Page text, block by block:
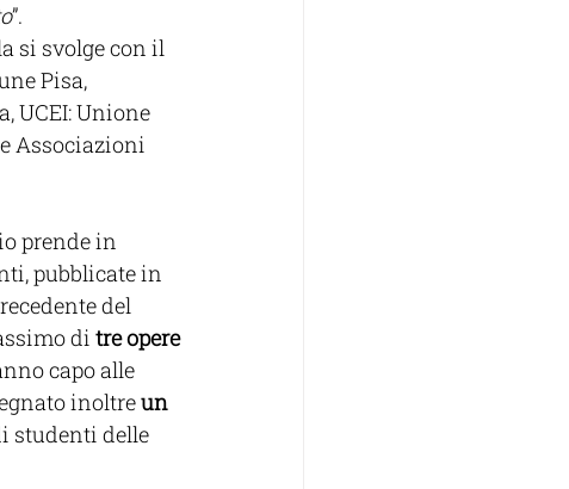
”.
si svolge con il
Pisa,
UCEI: Unione
Associazioni
prende in
pubblicate in
del
di tre opere
capo alle
inoltre un
studenti delle